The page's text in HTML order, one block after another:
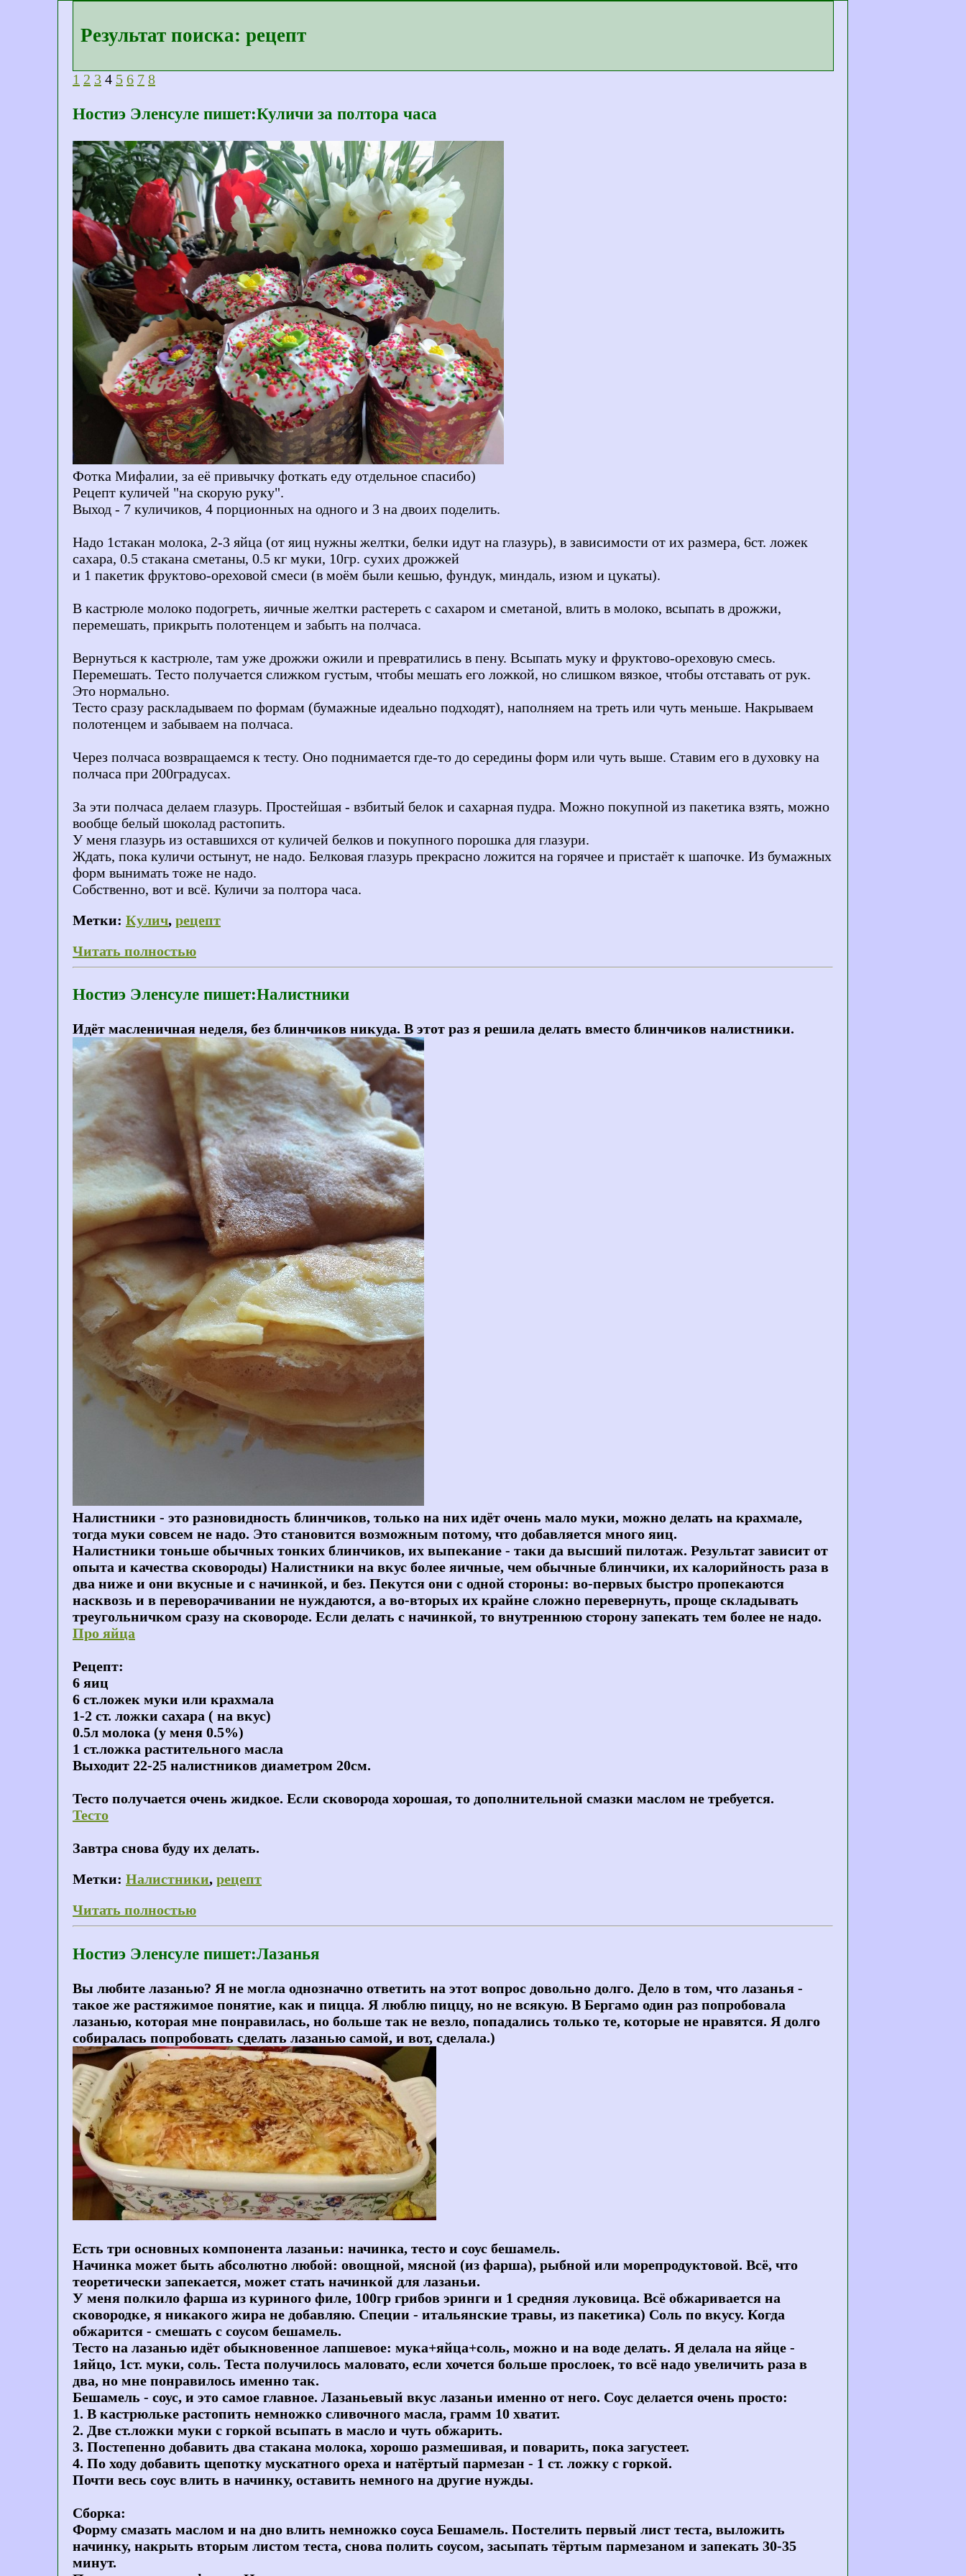
Результат поиска: рецепт
1 2 3 4 5 6 7 8
Ностиэ Эленсуле пишет:Куличи за полтора часа
Фотка Мифалии, за её привычку фоткать еду отдельное спасибо)
Рецепт куличей "на скорую руку".
Выход - 7 куличиков, 4 порционных на одного и 3 на двоих поделить.
Надо 1стакан молока, 2-3 яйца (от яиц нужны желтки, белки идут на глазурь), в зависимости от их размера, 6ст. ложек
сахара, 0.5 стакана сметаны, 0.5 кг муки, 10гр. сухих дрожжей
и 1 пакетик фруктово-ореховой смеси (в моём были кешью, фундук, миндаль, изюм и цукаты).
В кастрюле молоко подогреть, яичные желтки растереть с сахаром и сметаной, влить в молоко, всыпать в дрожжи,
перемешать, прикрыть полотенцем и забыть на полчаса.
Вернуться к кастрюле, там уже дрожжи ожили и превратились в пену. Всыпать муку и фруктово-ореховую смесь.
Перемешать. Тесто получается слижком густым, чтобы мешать его ложкой, но слишком вязкое, чтобы отставать от рук.
Это нормально.
Тесто сразу раскладываем по формам (бумажные идеально подходят), наполняем на треть или чуть меньше. Накрываем
полотенцем и забываем на полчаса.
Через полчаса возвращаемся к тесту. Оно поднимается где-то до середины форм или чуть выше. Ставим его в духовку на
полчаса при 200градусах.
За эти полчаса делаем глазурь. Простейшая - взбитый белок и сахарная пудра. Можно покупной из пакетика взять, можно
вообще белый шоколад растопить.
У меня глазурь из оставшихся от куличей белков и покупного порошка для глазури.
Ждать, пока куличи остынут, не надо. Белковая глазурь прекрасно ложится на горячее и пристаёт к шапочке. Из бумажных
форм вынимать тоже не надо.
Собственно, вот и всё. Куличи за полтора часа.
Метки: Кулич, рецепт
Читать полностью
Ностиэ Эленсуле пишет:Налистники
Идёт масленичная неделя, без блинчиков никуда. В этот раз я решила делать вместо блинчиков налистники.
Налистники - это разновидность блинчиков, только на них идёт очень мало муки, можно делать на крахмале,
тогда муки совсем не надо. Это становится возможным потому, что добавляется много яиц.
Налистники тоньше обычных тонких блинчиков, их выпекание - таки да высший пилотаж. Результат зависит от
опыта и качества сковороды) Налистники на вкус более яичные, чем обычные блинчики, их калорийность раза в
два ниже и они вкусные и с начинкой, и без. Пекутся они с одной стороны: во-первых быстро пропекаются
насквозь и в переворачивании не нуждаются, а во-вторых их крайне сложно перевернуть, проще складывать
треугольничком сразу на сковороде. Если делать с начинкой, то внутреннюю сторону запекать тем более не надо.
Про яйца
Рецепт:
6 яиц
6 ст.ложек муки или крахмала
1-2 ст. ложки сахара ( на вкус)
0.5л молока (у меня 0.5%)
1 ст.ложка растительного масла
Выходит 22-25 налистников диаметром 20см.
Тесто получается очень жидкое. Если сковорода хорошая, то дополнительной смазки маслом не требуется.
Тесто
Завтра снова буду их делать.
Метки: Налистники, рецепт
Читать полностью
Ностиэ Эленсуле пишет:Лазанья
Вы любите лазанью? Я не могла однозначно ответить на этот вопрос довольно долго. Дело в том, что лазанья -
такое же растяжимое понятие, как и пицца. Я люблю пиццу, но не всякую. В Бергамо один раз попробовала
лазанью, которая мне понравилась, но больше так не везло, попадались только те, которые не нравятся. Я долго
собиралась попробовать сделать лазанью самой, и вот, сделала.)
Есть три основных компонента лазаньи: начинка, тесто и соус бешамель.
Начинка может быть абсолютно любой: овощной, мясной (из фарша), рыбной или морепродуктовой. Всё, что
теоретически запекается, может стать начинкой для лазаньи.
У меня полкило фарша из куриного филе, 100гр грибов эринги и 1 средняя луковица. Всё обжаривается на
сковородке, я никакого жира не добавляю. Специи - итальянские травы, из пакетика) Соль по вкусу. Когда
обжарится - смешать с соусом бешамель.
Тесто на лазанью идёт обыкновенное лапшевое: мука+яйца+соль, можно и на воде делать. Я делала на яйце -
1яйцо, 1ст. муки, соль. Теста получилось маловато, если хочется больше прослоек, то всё надо увеличить раза в
два, но мне понравилось именно так.
Бешамель - соус, и это самое главное. Лазаньевый вкус лазаньи именно от него. Соус делается очень просто:
1. В кастрюльке растопить немножко сливочного масла, грамм 10 хватит.
2. Две ст.ложки муки с горкой всыпать в масло и чуть обжарить.
3. Постепенно добавить два стакана молока, хорошо размешивая, и поварить, пока загустеет.
4. По ходу добавить щепотку мускатного ореха и натёртый пармезан - 1 ст. ложку с горкой.
Почти весь соус влить в начинку, оставить немного на другие нужды.
Сборка:
Форму смазать маслом и на дно влить немножко соуса Бешамель. Постелить первый лист теста, выложить
начинку, накрыть вторым листом теста, снова полить соусом, засыпать тёртым пармезаном и запекать 30-35
минут.